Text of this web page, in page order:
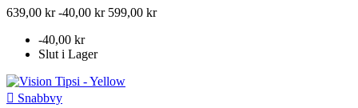
639,00 kr -40,00 kr 599,00 kr
-40,00 kr
Slut i Lager
 Snabbvy